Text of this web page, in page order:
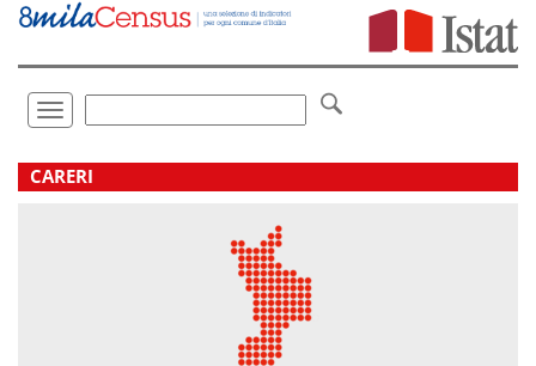
Vai
direttamente
Toggle
navigation
.
CARERI